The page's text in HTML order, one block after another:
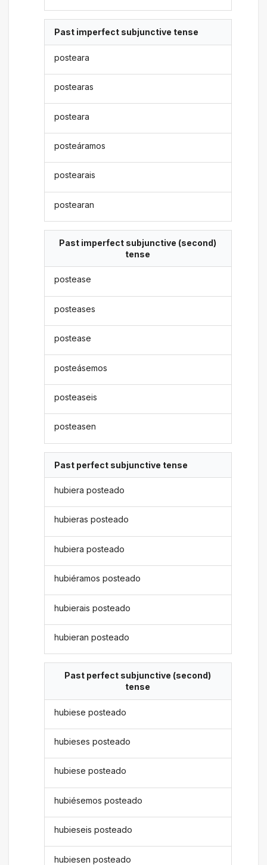
Past imperfect subjunctive tense
posteara
postearas
posteara
posteáramos
postearais
postearan
Past imperfect subjunctive (second)
tense
postease
posteases
postease
posteásemos
posteaseis
posteasen
Past perfect subjunctive tense
hubiera posteado
hubieras posteado
hubiera posteado
hubiéramos posteado
hubierais posteado
hubieran posteado
Past perfect subjunctive (second)
tense
hubiese posteado
hubieses posteado
hubiese posteado
hubiésemos posteado
hubieseis posteado
hubiesen posteado